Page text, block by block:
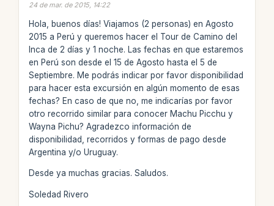
24 de mar. de 2015, 14:22
Hola, buenos días! Viajamos (2 personas) en Agosto
2015 a Perú y queremos hacer el Tour de Camino del
Inca de 2 días y 1 noche. Las fechas en que estaremos
en Perú son desde el 15 de Agosto hasta el 5 de
Septiembre. Me podrás indicar por favor disponibilidad
para hacer esta excursión en algún momento de esas
fechas? En caso de que no, me indicarías por favor
otro recorrido similar para conocer Machu Picchu y
Wayna Pichu? Agradezco información de
disponibilidad, recorridos y formas de pago desde
Argentina y/o Uruguay.
Desde ya muchas gracias. Saludos.
Soledad Rivero